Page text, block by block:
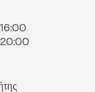
20:00